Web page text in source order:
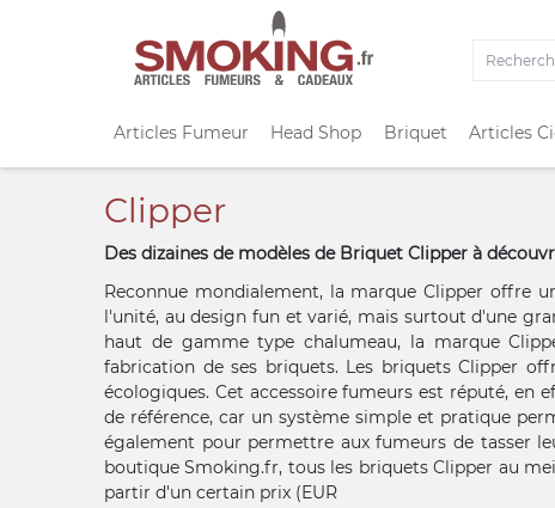
Articles Fumeur Head Shop Briquet Articles
Clipper
Des dizaines de modèles de Briquet Clipper à
Reconnue mondialement, la marque Clipper offre
l'unité, au design fun et varié, mais surtout d'une
haut de gamme type chalumeau, la marque
fabrication de ses briquets. Les briquets Clipper
écologiques. Cet accessoire fumeurs est réputé, en
de référence, car un système simple et pratique
également pour permettre aux fumeurs de tasser
boutique Smoking.fr, tous les briquets Clipper au
partir d'un certain prix (EUR